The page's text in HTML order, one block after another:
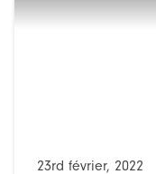
23rd février, 2022